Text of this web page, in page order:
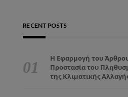
RECENT POSTS
Η Εφαρμογή του
Προστασία του
της Κλιματικής